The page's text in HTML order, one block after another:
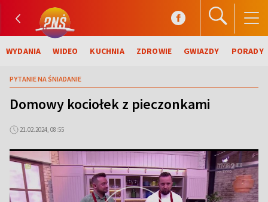
WYDANIA WIDEO KUCHNIA ZDROWIE GWIAZDY PORADY
PYTANIE NA ŚNIADANIE
Domowy kociołek z pieczonkami
21.02.2024, 08:55